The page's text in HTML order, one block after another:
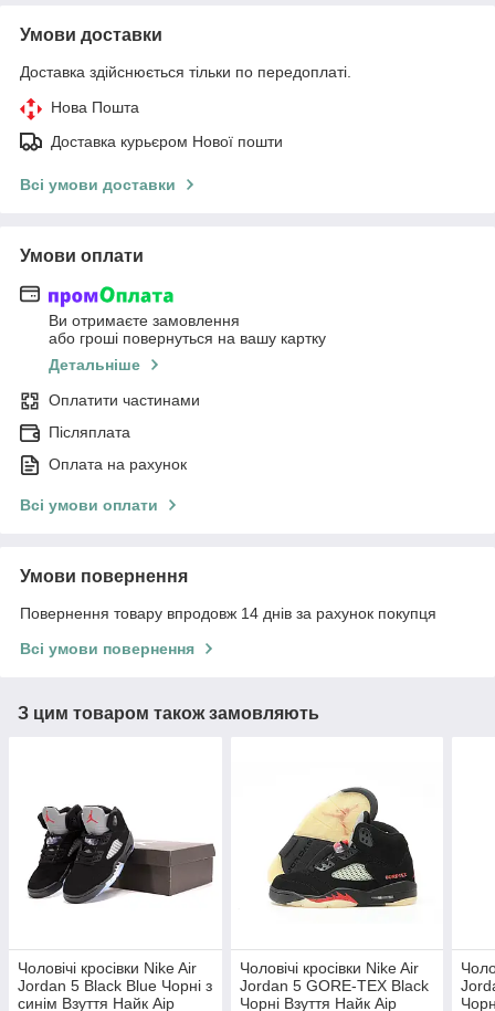
Умови доставки
Доставка здійснюється тільки по передоплаті.
Нова Пошта
Доставка курьєром Нової пошти
Всі умови доставки
Умови оплати
Ви отримаєте замовлення
або гроші повернуться на вашу картку
Детальніше
Оплатити частинами
Післяплата
Оплата на рахунок
Всі умови оплати
Умови повернення
Повернення товару впродовж 14 днів за рахунок покупця
Всі умови повернення
З цим товаром також замовляють
Чоловічі кросівки Nike Air
Jordan 5 Black Blue Чорні з
синім Взуття Найк Аір
Чоловічі кросівки Nike Air
Jordan 5 GORE-TEX Black
Чорні Взуття Найк Аір